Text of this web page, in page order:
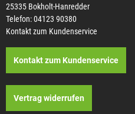
25335 Bokholt-Hanredder
Telefon: 04123 90380
Kontakt zum Kundenservice
Kontakt zum Kundenservice
Vertrag widerrufen